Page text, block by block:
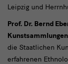
Leipzig und
Prof. Dr. Bernd
die Staatlichen
erfahrenen